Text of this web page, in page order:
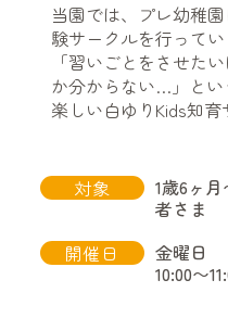
当園では、プレ幼稚
験サークルを行ってい
「習いごとをさせた
か分からない…」とい
楽しい白ゆりKids知育
対象
1歳6ヶ
者さま
開催日
金曜日
10:00〜